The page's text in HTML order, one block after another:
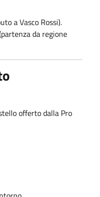
a Vasco Rossi).
da regione
offerto dalla Pro